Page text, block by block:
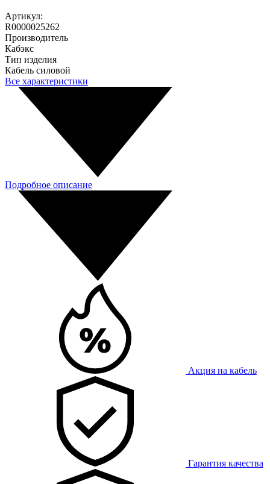
Артикул:
R0000025262
Производитель
Кабэкс
Тип изделия
Кабель силовой
Все характеристики
Подробное описание
Акция на кабель
Гарантия качества